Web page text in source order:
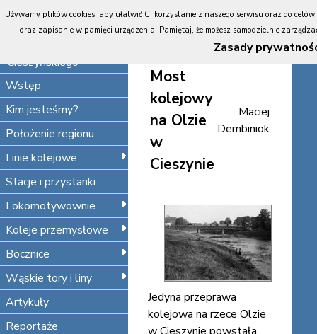
Portal
Koleje
Cieszyńskiego
Wstęp
Kim jesteśmy?
Położenie regionu
Linie kolejowe
Stacje i przystanki
Lokomotywownie
Koleje przemysłowe
Bocznice
Wąskie tory i liny
Artykuły
Reportaże
HISTORIA
INFRASTRUKTURA
Most
kolejowy
na Olzie
w
Cieszynie
Maciej
Dembiniok
Jedyna przeprawa
kolejowa na rzece Olzie
Używamy plików cookies, aby ułatwić Ci korzystanie z naszego serwisu oraz do
oraz zapisanie w pamięci urządzenia. Pamiętaj, że możesz samodzielnie
Zasady